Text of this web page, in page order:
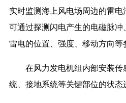
实时监测海上风电场周边的雷
可通过探测闪电产生的电磁脉
雷电的位置、强度、移动方向等
在风力发电机组内部安装传
统、接地系统等关键部位的状态